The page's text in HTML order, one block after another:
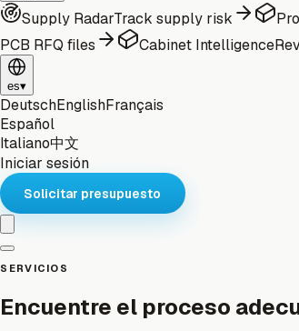
Supply RadarTrack supply risk
PCB RFQ files
Cabinet Intelligence
es▾
DeutschEnglishFrançais
Español
Italiano中文
Iniciar sesión
Solicitar presupuesto
SERVICIOS
Encuentre el proceso